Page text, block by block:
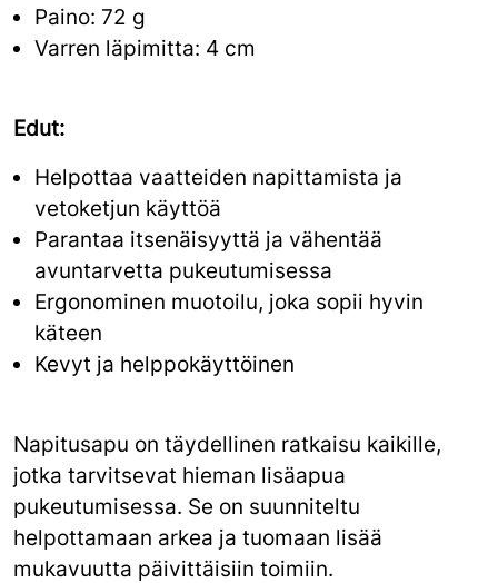
Paino: 72 g
Varren läpimitta: 4 cm
Edut:
Helpottaa vaatteiden napittamista ja
vetoketjun käyttöä
Parantaa itsenäisyyttä ja vähentää
avuntarvetta pukeutumisessa
Ergonominen muotoilu, joka sopii hyvin
käteen
Kevyt ja helppokäyttöinen
Napitusapu on täydellinen ratkaisu kaikille,
jotka tarvitsevat hieman lisäapua
pukeutumisessa. Se on suunniteltu
helpottamaan arkea ja tuomaan lisää
mukavuutta päivittäisiin toimiin.